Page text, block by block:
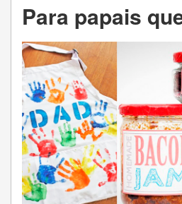
Para papais